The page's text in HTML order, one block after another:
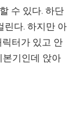
수 있다. 하단
린다. 하지만 아
터가 있고 안
본기인데 앉아